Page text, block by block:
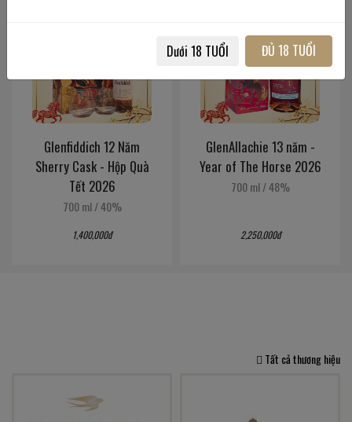
Glenfiddich 12 Năm
Sherry Cask - Hộp Quà
Tết 2026
700 ml/40%
1,400,000đ
GlenAllachie 13 năm -
Year of The Horse 2026
700 ml/48%
2,250,000đ
Tất cả thương hiệu
Dưới 18 TUỔI ĐỦ 18 TUỔI